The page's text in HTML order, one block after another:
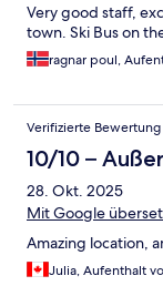
Very good staff,
town. Ski Bus on
ragnar poul,
Verifizierte Bewertung
10/10 –
28. Okt. 2025
Mit Google
Amazing location,
Julia, Aufenthalt